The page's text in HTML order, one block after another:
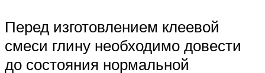
Перед изготовлением клеевой
смеси глину необходимо довести
до состояния нормальной